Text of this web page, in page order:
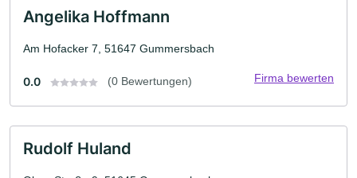
Angelika Hoffmann
Am Hofacker 7, 51647 Gummersbach
0.0 (0 Bewertungen) Firma bewerten
Rudolf Huland